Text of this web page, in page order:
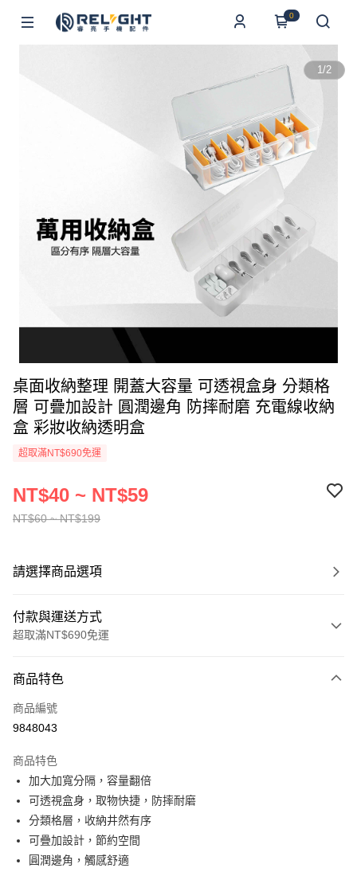
0
1/2
桌面收納整理 開蓋大容量 可透視盒身 分類格
層 可疊加設計 圓潤邊角 防摔耐磨 充電線收納
盒 彩妝收納透明盒
超取滿NT$690免運
NT$60 ~ NT$199
NT$40 ~ NT$59
請選擇商品選項
付款與運送方式
超取滿NT$690免運
信用卡一次付款
超商取貨付款
Apple Pay
街口支付
悠遊付
ATM付款
商品特色
商品編號
9848043
商品特色
加大加寬分隔，容量翻倍
可透視盒身，取物快捷，防摔耐磨
分類格層，收納井然有序
可疊加設計，節約空間
圓潤邊角，觸感舒適